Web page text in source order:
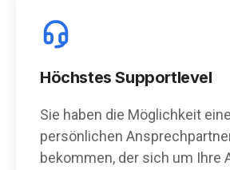
Höchstes Supportlevel
Sie haben die Möglichkeit
persönlichen
bekommen, der sich um Ihre